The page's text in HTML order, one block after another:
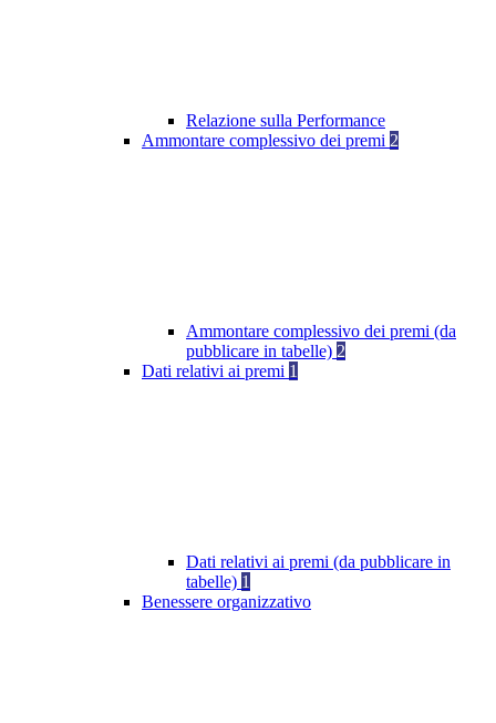
Relazione sulla Performance
Ammontare complessivo dei premi 2
Ammontare complessivo dei premi (da
pubblicare in tabelle) 2
Dati relativi ai premi 1
Dati relativi ai premi (da pubblicare in
tabelle) 1
Benessere organizzativo